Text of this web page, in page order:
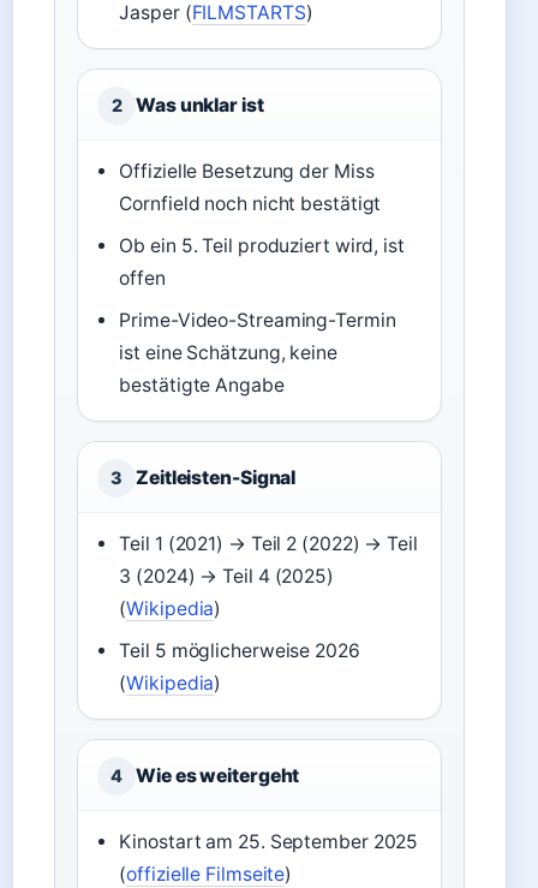
Jasper (FILMSTARTS)
2 Was unklar ist
Offizielle Besetzung der Miss
Cornfield noch nicht bestätigt
Ob ein 5. Teil produziert wird, ist
offen
Prime-Video-Streaming-Termin
ist eine Schätzung, keine
bestätigte Angabe
3 Zeitleisten-Signal
Teil 1 (2021) → Teil 2 (2022) → Teil
3 (2024) → Teil 4 (2025)
(Wikipedia)
Teil 5 möglicherweise 2026
(Wikipedia)
4 Wie es weitergeht
Kinostart am 25. September 2025
(offizielle Filmseite)